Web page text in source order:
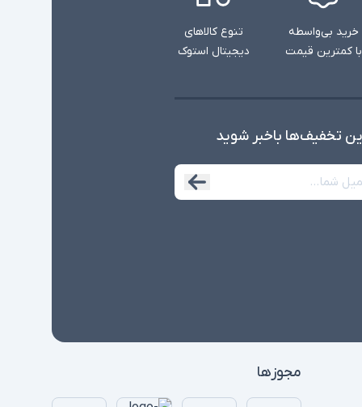
خرید بی‌واسطه
با کمترین قیمت
تنوع کالاهای
دیجیتال استوک
تخفیف‌ها با‌خبر شوید
مجوزها